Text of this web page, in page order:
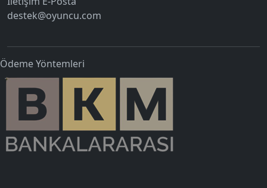
destek@oyuncu.com
Ödeme Yöntemleri